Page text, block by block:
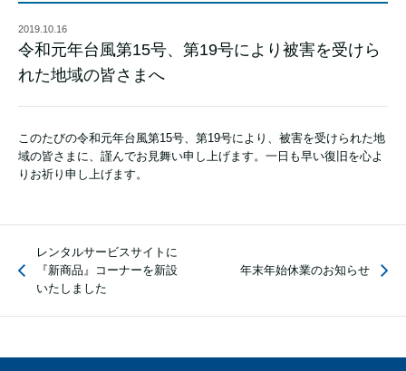
2019.10.16
令和元年台風第15号、第19号により被害を受けら
れた地域の皆さまへ
このたびの令和元年台風第15号、第19号により、被害を受けられた地
域の皆さまに、謹んでお見舞い申し上げます。一日も早い復旧を心よ
りお祈り申し上げます。
レンタルサービスサイトに
『新商品』コーナーを新設
いたしました
年末年始休業のお知らせ